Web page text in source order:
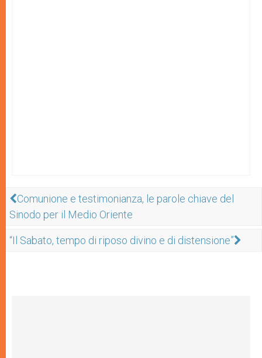
Comunione e testimonianza, le parole chiave del
Sinodo per il Medio Oriente
“Il Sabato, tempo di riposo divino e di distensione”